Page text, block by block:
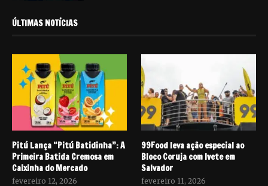
ÚLTIMAS NOTÍCIAS
Pitú Lança “Pitú Batidinha”: A
Primeira Batida Cremosa em
Caixinha do Mercado
fevereiro 12, 2026
99Food leva ação especial ao
Bloco Coruja com Ivete em
Salvador
fevereiro 11, 2026